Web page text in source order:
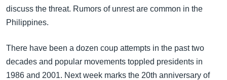
discuss the threat. Rumors of unrest are common in the
Philippines.
There have been a dozen coup attempts in the past two
decades and popular movements toppled presidents in
1986 and 2001. Next week marks the 20th anniversary of